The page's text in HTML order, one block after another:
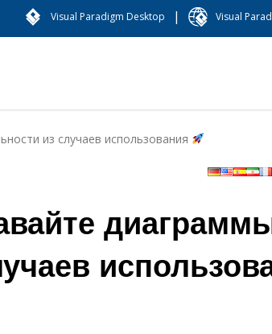
Visual Paradigm Desktop | Visual
из случаев использования